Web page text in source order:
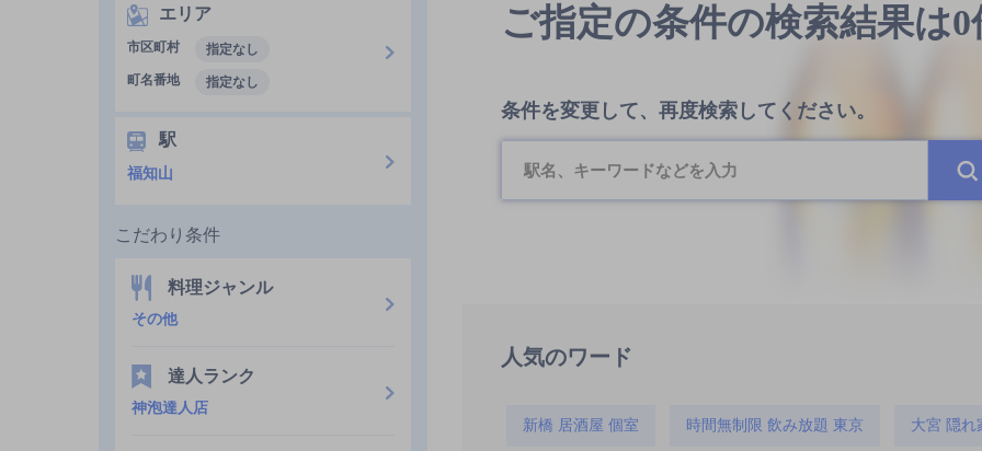
ご指定の条件の検索結果は0
条件を変更して、再度検索してください。
人気のワード
新橋 居酒屋 個室 時間無制限 飲み放題 東京 大宮 隠れ
エリア
市区町村
指定なし
町名番地
指定なし
駅
福知山
こだわり条件
料理ジャンル
その他
達人ランク
神泡達人店